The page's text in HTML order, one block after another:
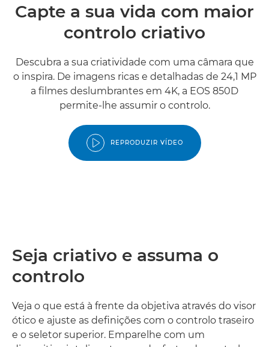
Capte a sua vida com maior
controlo criativo
Descubra a sua criatividade com uma câmara que
o inspira. De imagens ricas e detalhadas de 24,1 MP
a filmes deslumbrantes em 4K, a EOS 850D
permite-lhe assumir o controlo.
REPRODUZIR VÍDEO
Seja criativo e assuma o
controlo
Veja o que está à frente da objetiva através do visor
ótico e ajuste as definições com o controlo traseiro
e o seletor superior. Emparelhe com um